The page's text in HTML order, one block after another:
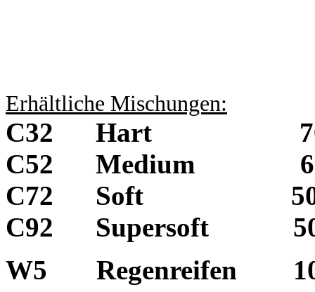
Erhältliche Mischungen:
C32 Hart 70 -
C52 Medium 60 -
C72 Soft 50 -
C92 Supersoft 50 -
W5 Regenreifen 10